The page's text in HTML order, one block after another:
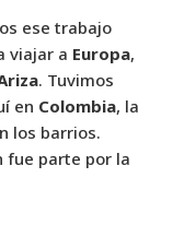
ese trabajo
viajar a Europa,
. Tuvimos
en Colombia, la
los barrios.
fue parte por la